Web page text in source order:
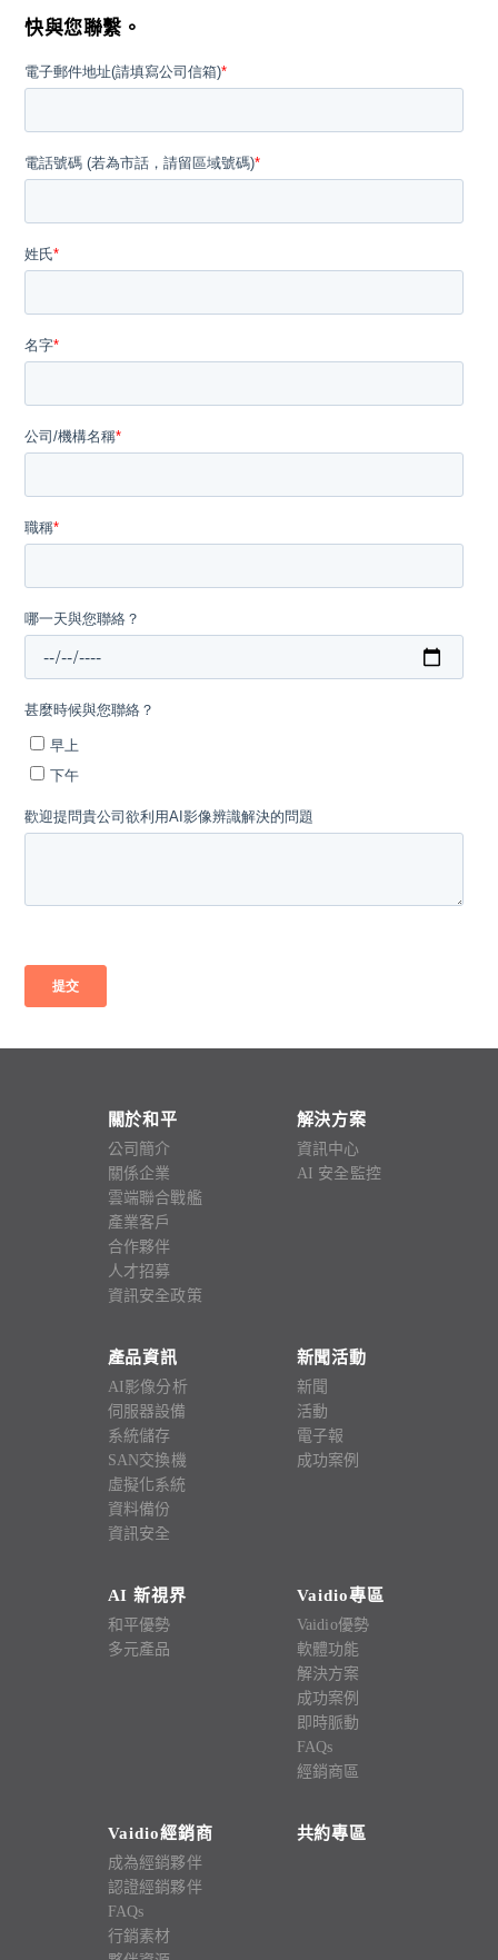
快與您聯繫。
關於和平
公司簡介
關係企業
雲端聯合戰艦
產業客戶
合作夥伴
人才招募
資訊安全政策
解決方案
資訊中心
AI 安全監控
產品資訊
AI影像分析
伺服器設備
系統儲存
SAN交換機
虛擬化系統
資料備份
資訊安全
新聞活動
新聞
活動
電子報
成功案例
AI 新視界
和平優勢
多元產品
Vaidio專區
Vaidio優勢
軟體功能
解決方案
成功案例
即時脈動
FAQs
經銷商區
Vaidio經銷商
成為經銷夥伴
認證經銷夥伴
FAQs
行銷素材
共約專區